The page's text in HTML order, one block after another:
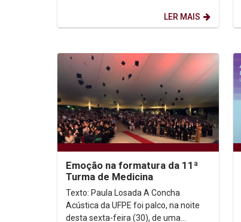
LER MAIS
Emoção na formatura da 11ª
Turma de Medicina
Texto: Paula Losada A Concha
Acústica da UFPE foi palco, na noite
desta sexta-feira (30), de uma